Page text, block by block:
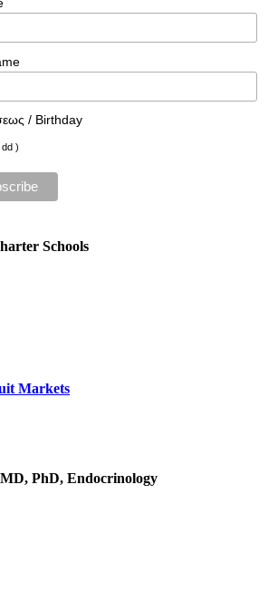
/ Birthday
)
Schools
Markets
PhD, Endocrinology